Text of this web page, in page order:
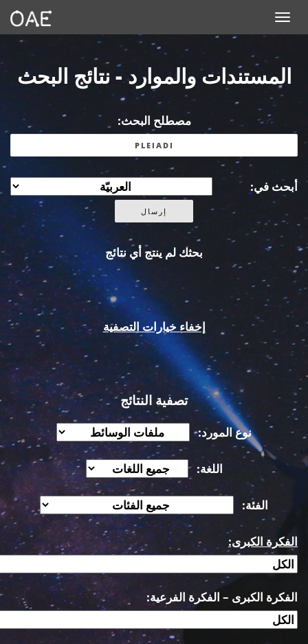
Toggle navigation
المستندات والموارد - نتائج البحث
مصطلح البحث:
أبحث في:
بحثك لم ينتج أي نتائج
إخفاء خيارات التصفية
تصفية النتائج
نوع المورد:
اللغة:
الفئة:
الفكرة الكبرى:
الفكرة الكبرى – الفكرة الفرعية: